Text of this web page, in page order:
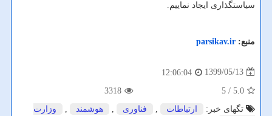
سیاستگذاری ایجاد نماییم.
منبع: parsikav.ir
1399/05/13
12:06:04
5.0
/ 5
3318
تگهای خبر:
ارتباطات , فناوری , هوشمند ,
وزارت